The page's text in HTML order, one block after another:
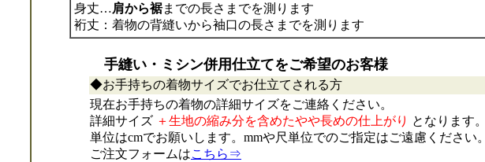
身丈…肩から裾までの長さまでを測ります
裄丈：着物の背縫いから袖口の長さまでを測ります
手縫い・ミシン併用仕立てをご希望のお客様
◆お手持ちの着物サイズでお仕立てされる方
現在お手持ちの着物の詳細サイズをご連絡ください。
詳細サイズ ＋生地の縮み分を含めたやや長めの仕上がり となります
単位はcmでお願いします。mmや尺単位でのご指定はご遠慮ください
ご注文フォームはこちら⇒